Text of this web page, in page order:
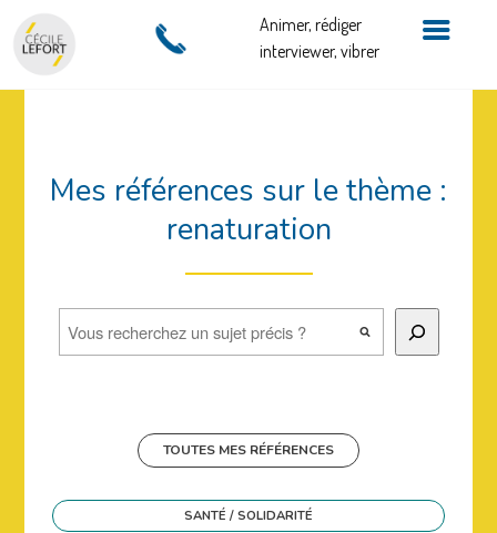
Mes références sur le thème :
renaturation
Rechercher
TOUTES MES RÉFÉRENCES
SANTÉ / SOLIDARITÉ
Animer, rédiger
interviewer, vibrer